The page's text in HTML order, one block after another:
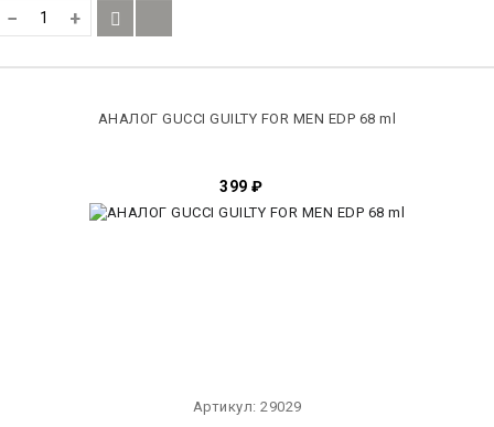
− +
АНАЛОГ GUCCI GUILTY FOR MEN EDP 68 ml
399 ₽
Артикул: 29029